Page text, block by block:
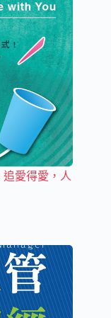
愛得愛，人